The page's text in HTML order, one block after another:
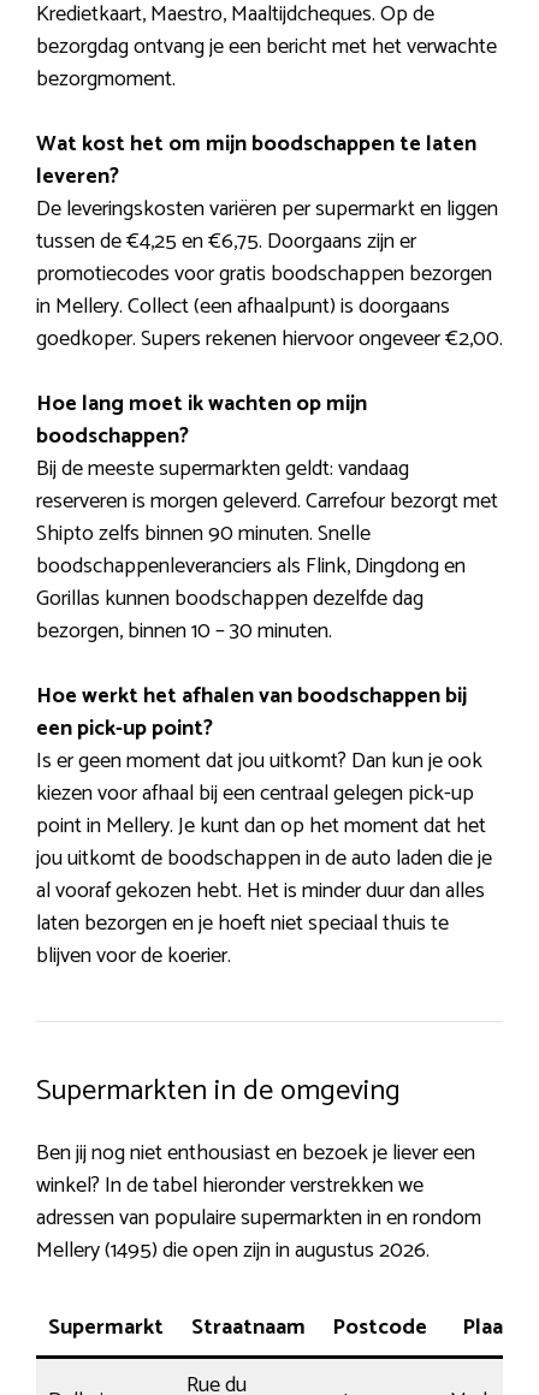
Kredietkaart, Maestro, Maaltijdcheques. Op de
bezorgdag ontvang je een bericht met het verwachte
bezorgmoment.
Wat kost het om mijn boodschappen te laten
leveren?
De leveringskosten variëren per supermarkt en liggen
tussen de €4,25 en €6,75. Doorgaans zijn er
promotiecodes voor gratis boodschappen bezorgen
in Mellery. Collect (een afhaalpunt) is doorgaans
goedkoper. Supers rekenen hiervoor ongeveer €2,00.
Hoe lang moet ik wachten op mijn
boodschappen?
Bij de meeste supermarkten geldt: vandaag
reserveren is morgen geleverd. Carrefour bezorgt met
Shipto zelfs binnen 90 minuten. Snelle
boodschappenleveranciers als Flink, Dingdong en
Gorillas kunnen boodschappen dezelfde dag
bezorgen, binnen 10 – 30 minuten.
Hoe werkt het afhalen van boodschappen bij
een pick-up point?
Is er geen moment dat jou uitkomt? Dan kun je ook
kiezen voor afhaal bij een centraal gelegen pick-up
point in Mellery. Je kunt dan op het moment dat het
jou uitkomt de boodschappen in de auto laden die je
al vooraf gekozen hebt. Het is minder duur dan alles
laten bezorgen en je hoeft niet speciaal thuis te
blijven voor de koerier.
Supermarkten in de omgeving
Ben jij nog niet enthousiast en bezoek je liever een
winkel? In de tabel hieronder verstrekken we
adressen van populaire supermarkten in en rondom
Mellery (1495) die open zijn in augustus 2026.
Supermarkt Straatnaam Postcode Plaats
Rue du